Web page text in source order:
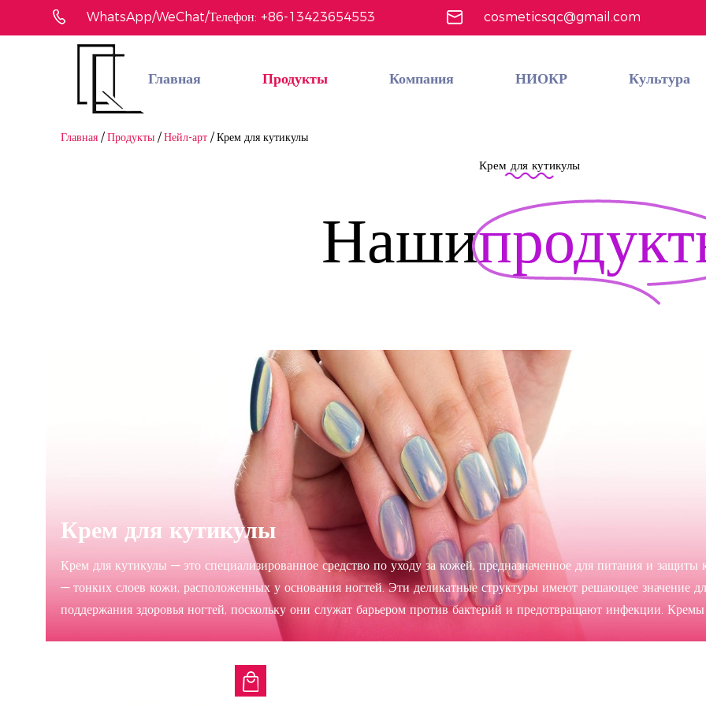
WhatsApp/WeChat/Телефон: +86-13423654553 cosmeticsqc@gmail.com
Главная Продукты Компания НИОКР Культура
Главная /Продукты /Нейл-арт /Крем для кутикулы
Крем для кутикулы
Наши
Крем для кутикулы
Крем для кутикулы — это специализированное средство по уходу за кожей, предназначенное для питания и защиты
— тонких слоев кожи, расположенных у основания ногтей. Эти деликатные структуры имеют решающее значение
поддержания здоровья ногтей, поскольку они служат барьером против бактерий и предотвращают инфекции.
кутикулы созданы для увлажнения, смягчения и укрепления кутикулы, что способствует общему здоровью ногтей.
ногтей, придавая им ухоженный и отполированный вид.
Основные преимущества крема для кутикулы